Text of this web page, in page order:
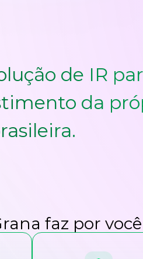
de IR
da
faz por você